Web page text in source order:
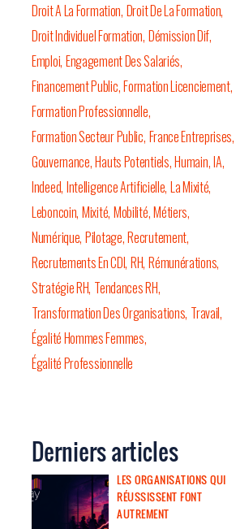
Droit A La Formation Droit De La Formation
Droit Individuel Formation Démission Dif
Emploi Engagement Des Salariés
Financement Public Formation Licenciement
Formation Professionnelle
Formation Secteur Public France Entreprises
Gouvernance Hauts Potentiels Humain IA
Indeed Intelligence Artificielle La Mixité
Leboncoin Mixité Mobilité Métiers
Numérique Pilotage Recrutement
Recrutements En CDI RH Rémunérations
Stratégie RH Tendances RH
Transformation Des Organisations Travail
Égalité Hommes Femmes
Égalité Professionnelle
Derniers articles
LES ORGANISATIONS QUI
RÉUSSISSENT FONT
AUTREMENT